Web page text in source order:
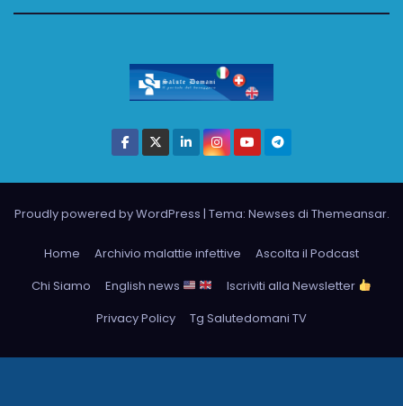
Proudly powered by WordPress | Tema: Newses di Themeansar.
Home Archivio malattie infettive
Ascolta il Podcast
Chi Siamo
English news
Iscriviti alla Newsletter
Privacy Policy
Tg Salutedomani TV